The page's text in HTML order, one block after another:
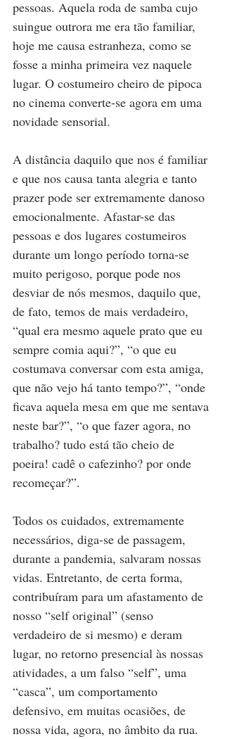
pessoas. Aquela roda de samba cujo
suingue outrora me era tão familiar,
hoje me causa estranheza, como se
fosse a minha primeira vez naquele
lugar. O costumeiro cheiro de pipoca
no cinema converte-se agora em uma
novidade sensorial.
A distância daquilo que nos é familiar
e que nos causa tanta alegria e tanto
prazer pode ser extremamente danoso
emocionalmente. Afastar-se das
pessoas e dos lugares costumeiros
durante um longo período torna-se
muito perigoso, porque pode nos
desviar de nós mesmos, daquilo que,
de fato, temos de mais verdadeiro,
“qual era mesmo aquele prato que eu
sempre comia aqui?”, “o que eu
costumava conversar com esta amiga,
que não vejo há tanto tempo?”, “onde
ficava aquela mesa em que me sentava
neste bar?”, “o que fazer agora, no
trabalho? tudo está tão cheio de
poeira! cadê o cafezinho? por onde
recomeçar?”.
Todos os cuidados, extremamente
necessários, diga-se de passagem,
durante a pandemia, salvaram nossas
vidas. Entretanto, de certa forma,
contribuíram para um afastamento de
nosso “self original” (senso
verdadeiro de si mesmo) e deram
lugar, no retorno presencial às nossas
atividades, a um falso “self”, uma
“casca”, um comportamento
defensivo, em muitas ocasiões, de
nossa vida, agora, no âmbito da rua.